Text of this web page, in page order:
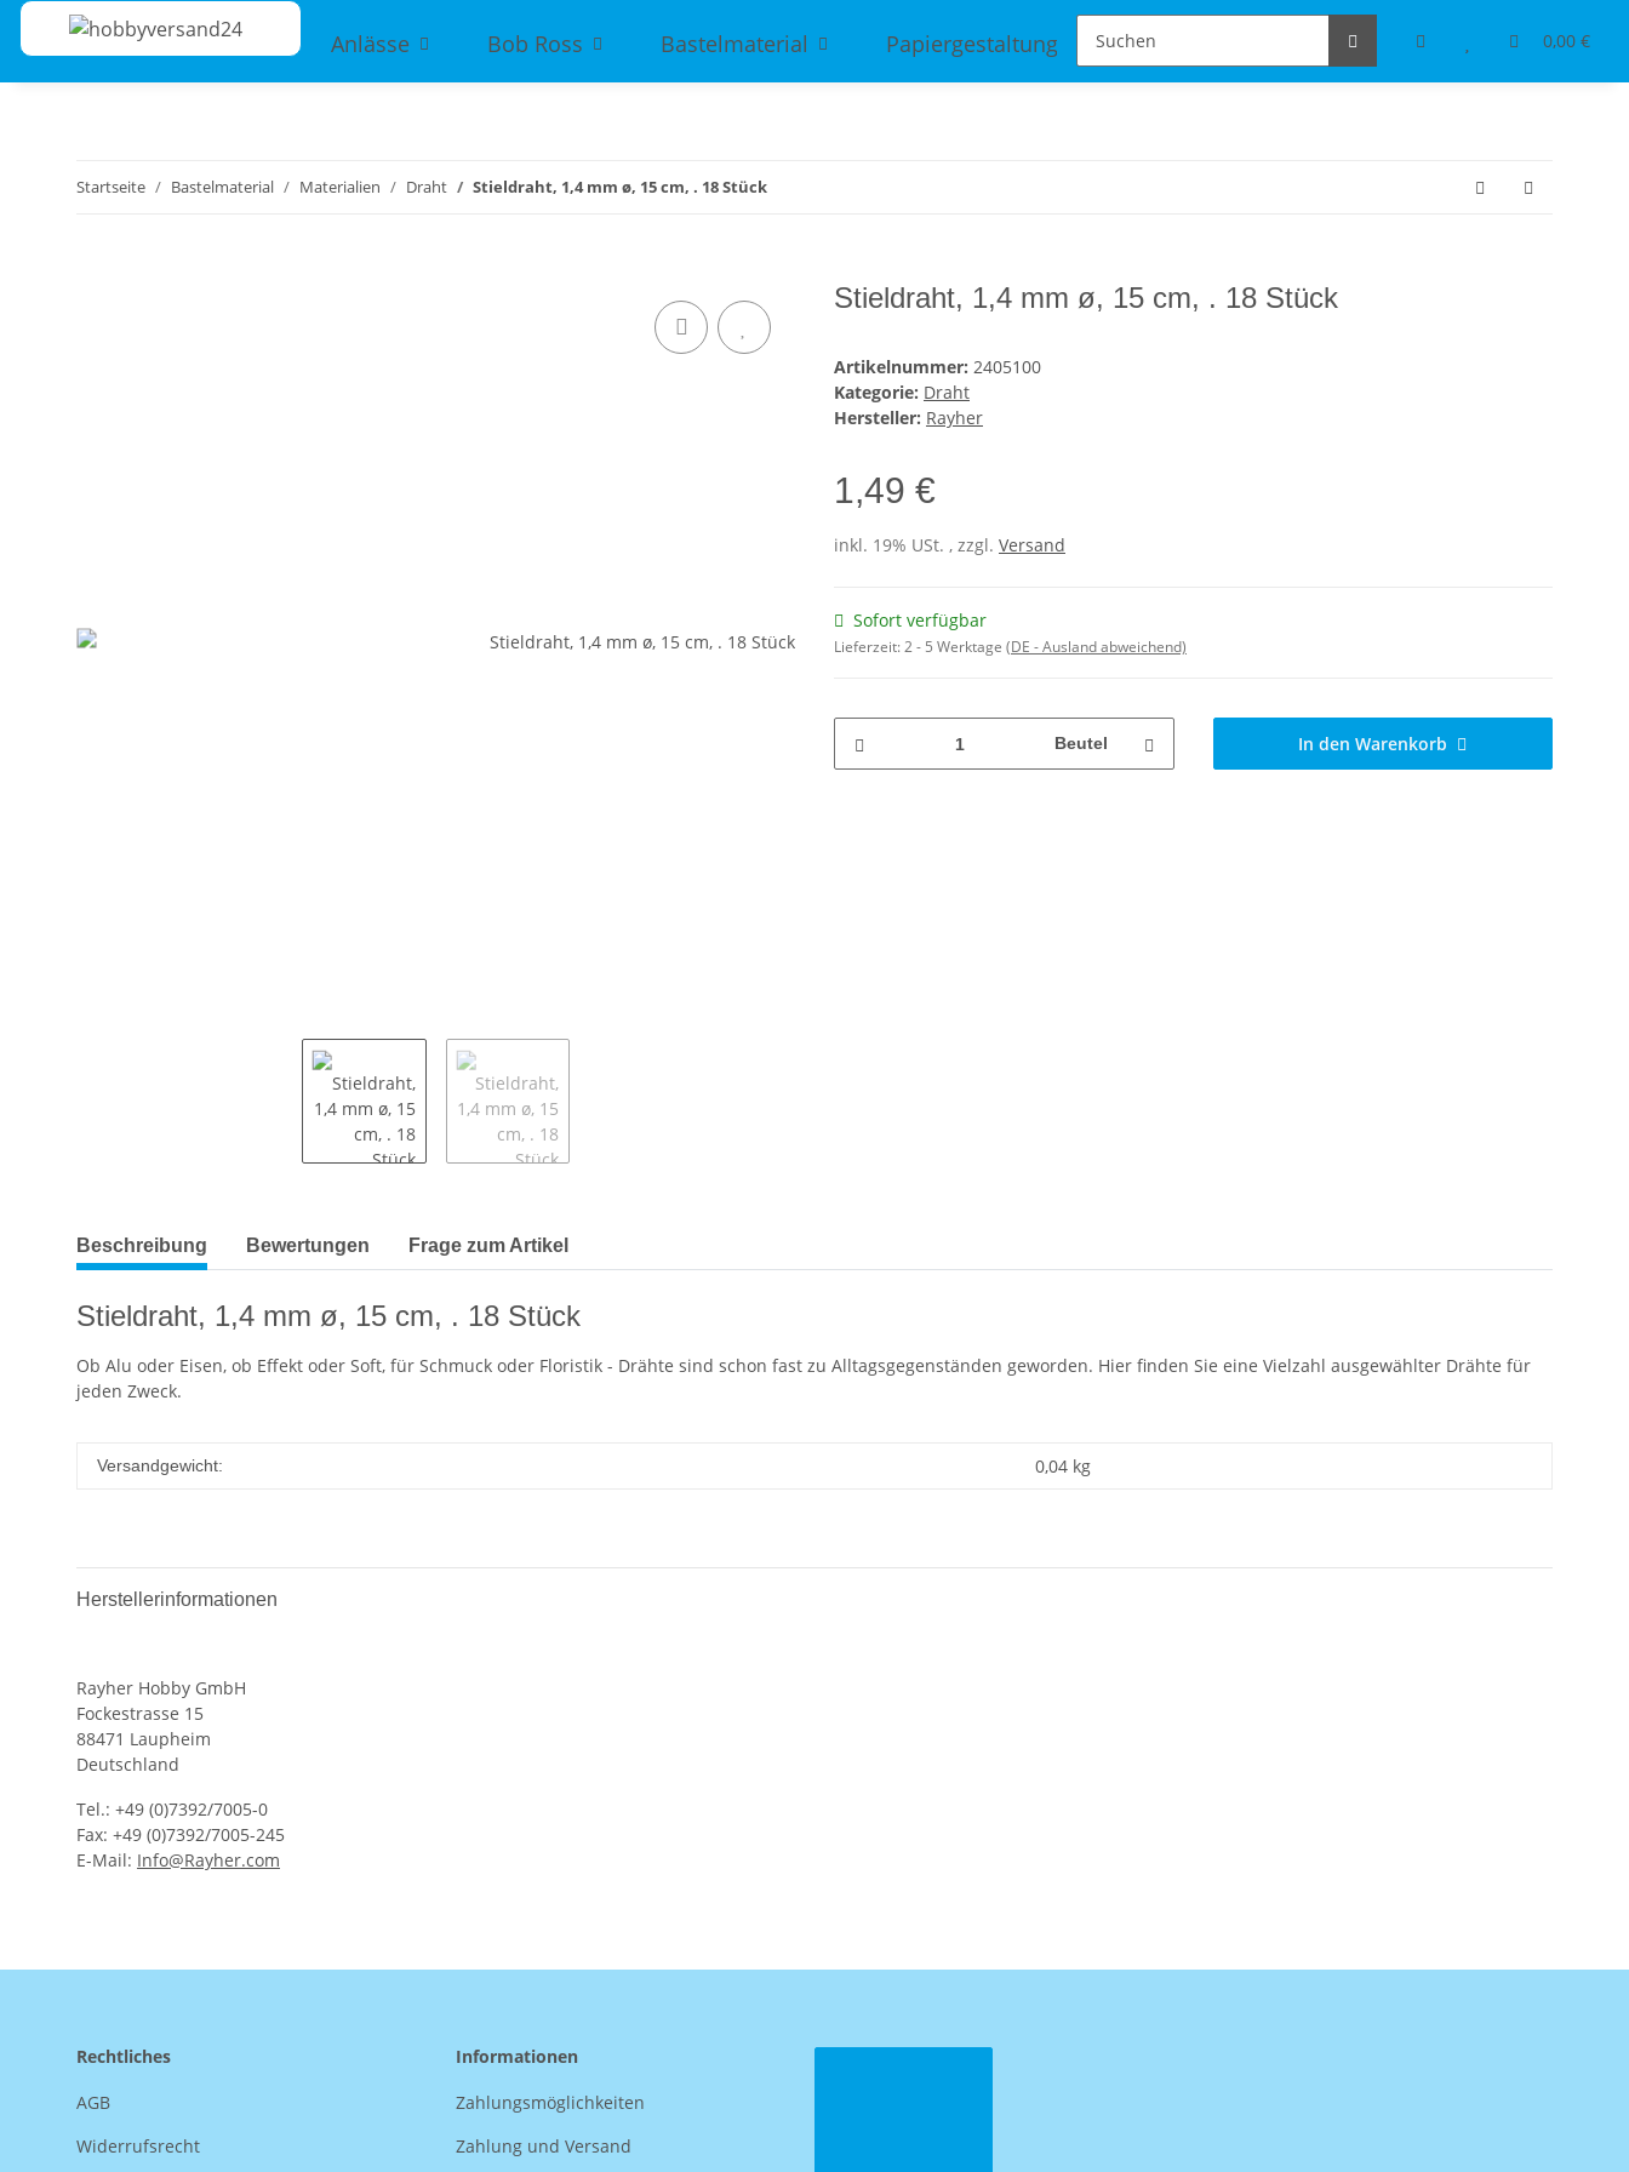
0,00 €
Anlässe Bob Ross Bastelmaterial Papiergestaltung Schmuckdesign Tischdeko & Accessoires
Startseite Bastelmaterial Materialien Draht Stieldraht, 1,4 mm ø, 15 cm, . 18 Stück
Stieldraht, 1,4 mm ø, 15 cm, . 18 Stück
Artikelnummer: 2405100
Kategorie: Draht
Hersteller: Rayher
1,49 €
inkl. 19% USt. , zzgl. Versand
Sofort verfügbar
Lieferzeit:2 - 5 Werktage (DE - Ausland abweichend)
Beutel In den Warenkorb
Beschreibung Bewertungen Frage zum Artikel
Stieldraht, 1,4 mm ø, 15 cm, . 18 Stück
Ob Alu oder Eisen, ob Effekt oder Soft, für Schmuck oder Floristik - Drähte sind schon fast zu Alltagsgegenständen geworden. Hier finden Sie eine Vielzahl ausgewählter Drähte für
jeden Zweck.
Versandgewicht: 0,04 kg
Herstellerinformationen
Rayher Hobby GmbH
Fockestrasse 15
88471 Laupheim
Deutschland
Tel.: +49 (0)7392/7005-0
Fax: +49 (0)7392/7005-245
E-Mail: Info@Rayher.com
Rechtliches
AGB
Widerrufsrecht
Informationen
Zahlungsmöglichkeiten
Zahlung und Versand